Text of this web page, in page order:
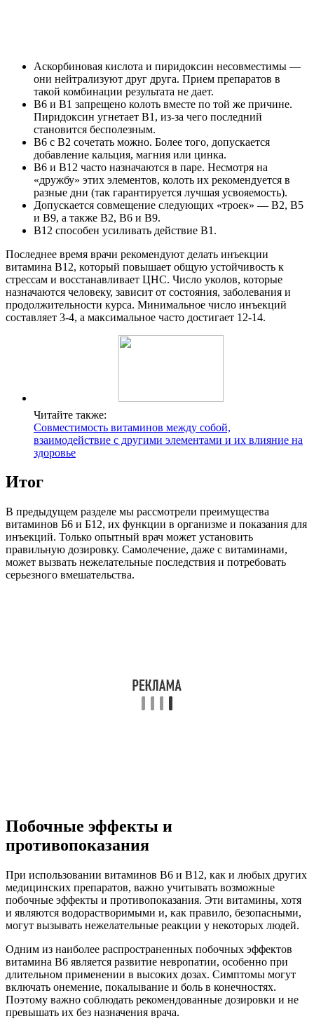
Аскорбиновая кислота и пиридоксин несовместимы —
они нейтрализуют друг друга. Прием препаратов в
такой комбинации результата не дает.
В6 и В1 запрещено колоть вместе по той же причине.
Пиридоксин угнетает B1, из-за чего последний
становится бесполезным.
В6 с В2 сочетать можно. Более того, допускается
добавление кальция, магния или цинка.
B6 и B12 часто назначаются в паре. Несмотря на
«дружбу» этих элементов, колоть их рекомендуется в
разные дни (так гарантируется лучшая усвояемость).
Допускается совмещение следующих «троек» — В2, В5
и В9, а также В2, В6 и В9.
В12 способен усиливать действие В1.
Последнее время врачи рекомендуют делать инъекции
витамина В12, который повышает общую устойчивость к
стрессам и восстанавливает ЦНС. Число уколов, которые
назначаются человеку, зависит от состояния, заболевания и
продолжительности курса. Минимальное число инъекций
составляет 3-4, а максимальное часто достигает 12-14.
Читайте также:
Совместимость витаминов между собой,
взаимодействие с другими элементами и их влияние на
здоровье
Итог
В предыдущем разделе мы рассмотрели преимущества
витаминов Б6 и Б12, их функции в организме и показания для
инъекций. Только опытный врач может установить
правильную дозировку. Самолечение, даже с витаминами,
может вызвать нежелательные последствия и потребовать
серьезного вмешательства.
Побочные эффекты и
противопоказания
При использовании витаминов B6 и B12, как и любых других
медицинских препаратов, важно учитывать возможные
побочные эффекты и противопоказания. Эти витамины, хотя
и являются водорастворимыми и, как правило, безопасными,
могут вызывать нежелательные реакции у некоторых людей.
Одним из наиболее распространенных побочных эффектов
витамина B6 является развитие невропатии, особенно при
длительном применении в высоких дозах. Симптомы могут
включать онемение, покалывание и боль в конечностях.
Поэтому важно соблюдать рекомендованные дозировки и не
превышать их без назначения врача.